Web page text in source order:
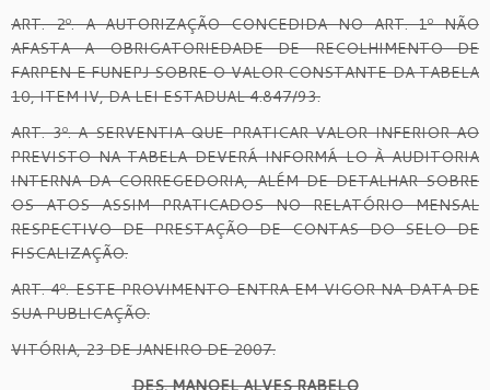
ART. 2º. A AUTORIZAÇÃO CONCEDIDA NO ART. 1º NÃO
AFASTA A OBRIGATORIEDADE DE RECOLHIMENTO DE
FARPEN E FUNEPJ SOBRE O VALOR CONSTANTE DA TABELA
10, ITEM IV, DA LEI ESTADUAL 4.847/93.
ART. 3º. A SERVENTIA QUE PRATICAR VALOR INFERIOR AO
PREVISTO NA TABELA DEVERÁ INFORMÁ-LO À AUDITORIA
INTERNA DA CORREGEDORIA, ALÉM DE DETALHAR SOBRE
OS ATOS ASSIM PRATICADOS NO RELATÓRIO MENSAL
RESPECTIVO DE PRESTAÇÃO DE CONTAS DO SELO DE
FISCALIZAÇÃO.
ART. 4º. ESTE PROVIMENTO ENTRA EM VIGOR NA DATA DE
SUA PUBLICAÇÃO.
VITÓRIA, 23 DE JANEIRO DE 2007.
DES. MANOEL ALVES RABELO